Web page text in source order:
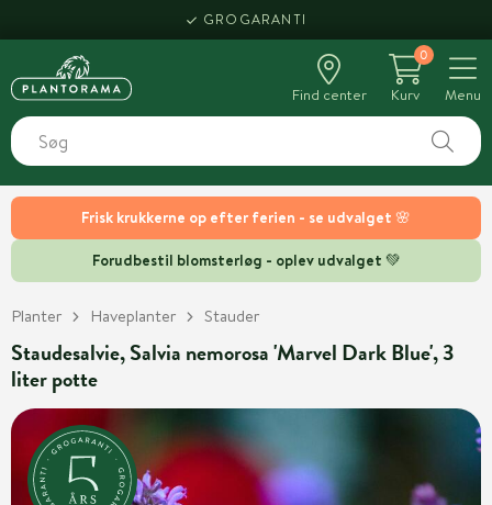
Frisk krukkerne op efter ferien - se udvalget 🌸
Forudbestil blomsterløg - oplev udvalget 💚
GROGARANTI
Find center
0
Kurv
Menu
Planter Haveplanter Stauder
Staudesalvie, Salvia nemorosa 'Marvel Dark Blue', 3
liter potte